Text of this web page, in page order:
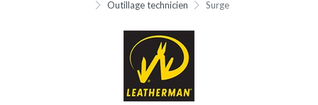
Outillage technicien
Surge